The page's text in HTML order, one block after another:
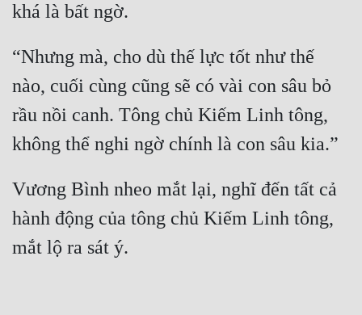
“Nhưng mà, cho dù thế lực tốt như thế
nào, cuối cùng cũng sẽ có vài con sâu bỏ
rầu nồi canh. Tông chủ Kiếm Linh tông,
Vương Bình nheo mắt lại, nghĩ đến tất cả
hành động của tông chủ Kiếm Linh tông,